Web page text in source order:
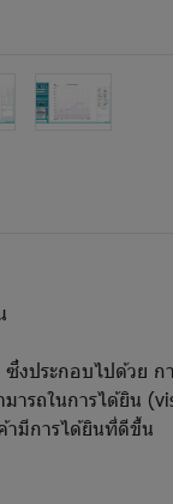
ประกอบไปด้วย ก
รถในการได้ยิน
ามีการได้ยินที่ดีขึ้น